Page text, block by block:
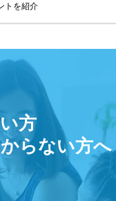
トを紹介
方
らない方へ